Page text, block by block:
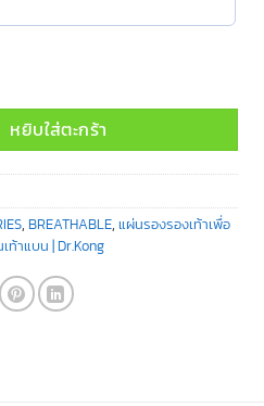
HEALTHY COMPENSATIVE) ชิ้น
หยิบใส่ตะกร้า
, BREATHABLE, แผ่นรองรองเท้าเพื่อ
ท้าแบน | Dr.Kong